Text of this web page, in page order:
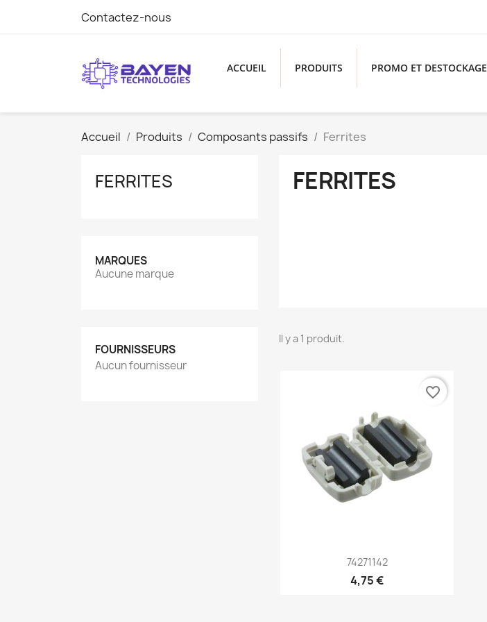
Contactez-nous
ACCUEIL PRODUITS PROMO ET DESTOCKAGE
Accueil Produits Composants passifs Ferrites
FERRITES
MARQUES
Aucune marque
FOURNISSEURS
Aucun fournisseur
FERRITES
Il y a 1 produit.
Aperçu rapide
74271142
4,75 €
favorite_border